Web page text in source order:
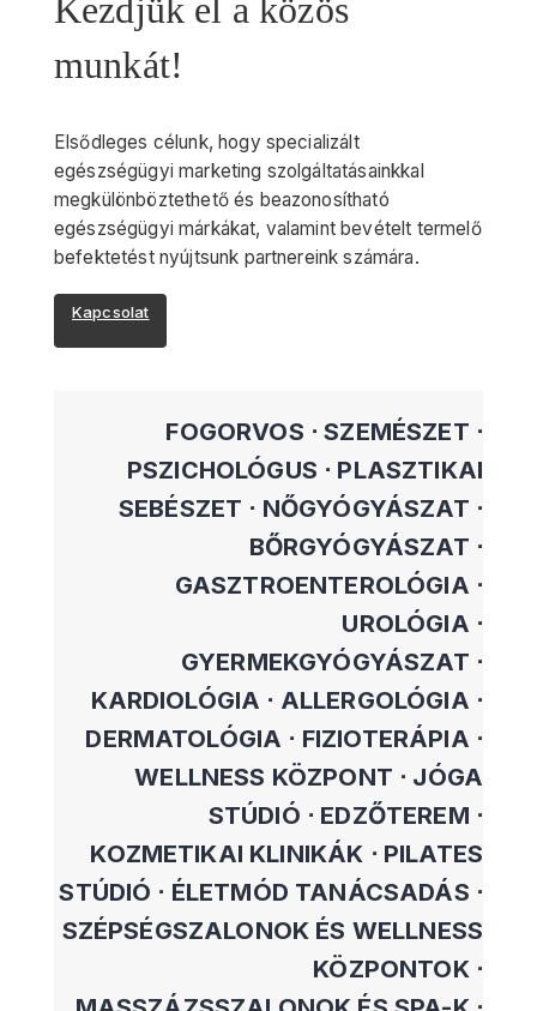
Kezdjük el a közös
munkát!
Elsődleges célunk, hogy specializált
egészségügyi marketing szolgáltatásainkkal
megkülönböztethető és beazonosítható
egészségügyi márkákat, valamint bevételt termelő
befektetést nyújtsunk partnereink számára.
Kapcsolat
FOGORVOS ⋅ SZEMÉSZET ⋅
PSZICHOLÓGUS ⋅ PLASZTIKAI
SEBÉSZET ⋅ NŐGYÓGYÁSZAT ⋅
BŐRGYÓGYÁSZAT ⋅
GASZTROENTEROLÓGIA ⋅
UROLÓGIA ⋅
GYERMEKGYÓGYÁSZAT ⋅
KARDIOLÓGIA ⋅ ALLERGOLÓGIA ⋅
DERMATOLÓGIA ⋅ FIZIOTERÁPIA ⋅
WELLNESS KÖZPONT ⋅ JÓGA
STÚDIÓ ⋅ EDZŐTEREM ⋅
KOZMETIKAI KLINIKÁK ⋅ PILATES
STÚDIÓ ⋅ ÉLETMÓD TANÁCSADÁS ⋅
SZÉPSÉGSZALONOK ÉS WELLNESS
KÖZPONTOK ⋅